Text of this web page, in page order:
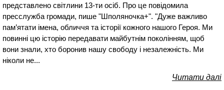
представлено світлини 13-ти осіб. Про це повідомила
пресслужба громади, пише "Шполяночка+". "Дуже важливо
пам’ятати імена, обличчя та історії кожного нашого Героя. Ми
повинні цю історію передавати майбутнім поколінням, щоб
вони знали, хто боронив нашу свободу і незалежність. Ми
ніколи не...
Читати далі